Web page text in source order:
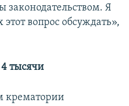
законодательством. Я
вопрос обсуждать»,
тысячи
крематории